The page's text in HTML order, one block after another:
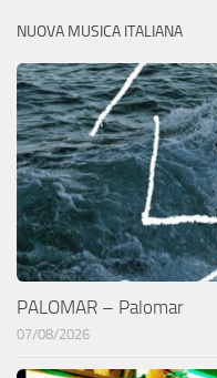
NUOVA MUSICA ITALIANA
PALOMAR – Palomar
07/08/2026